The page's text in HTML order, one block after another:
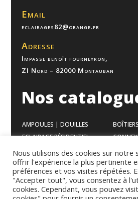
Email
eclairages82@orange.fr
Adresse
Impasse benoît fourneyron,
ZI Nord – 82000 Montauban
Nos
AMPOULES | DOUILLES
ECLAIRAGE RÉSIDENTIEL
ECLAIRAGE BUREAUX
ECLAIRAGE INDUSTRIEL
GAMME MODULAIRES
Nous utilisons des cookies sur notre
offrir l'expérience la plus pertinente
préférences et vos visites répétées.
"Accepter tout", vous consentez à
cookies. Cependant, vous pouvez